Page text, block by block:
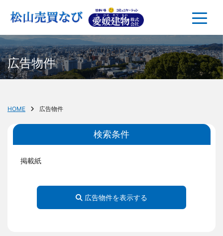
広告物件
HOME 広告物件
検索条件
掲載紙
広告物件を表示する